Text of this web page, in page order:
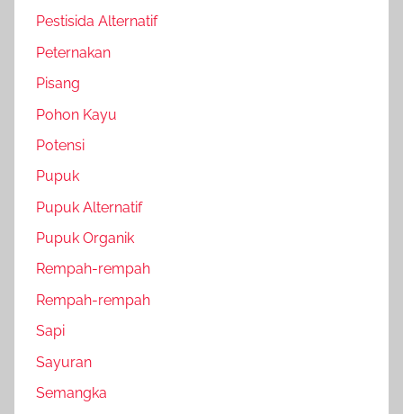
Pestisida Alternatif
Peternakan
Pisang
Pohon Kayu
Potensi
Pupuk
Pupuk Alternatif
Pupuk Organik
Rempah-rempah
Rempah-rempah
Sapi
Sayuran
Semangka